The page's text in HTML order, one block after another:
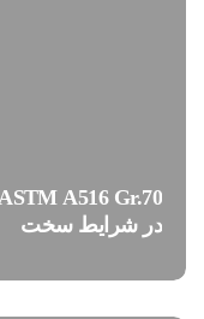
در شرایط سخت